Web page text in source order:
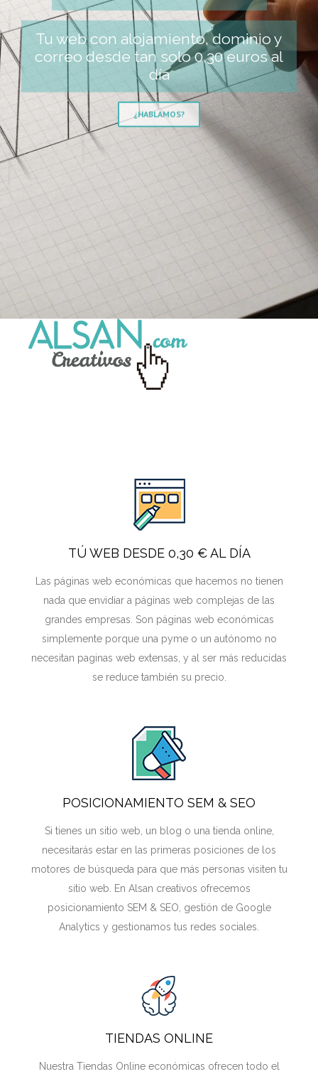
Tu web con alojamiento, dominio y
correo desde tan solo 0,30 euros al
día
¿HABLAMOS?
TÚ WEB DESDE 0,30 € AL DÍA
Las páginas web económicas que hacemos no tienen
nada que envidiar a páginas web complejas de las
grandes empresas. Son páginas web económicas
simplemente porque una pyme o un autónomo no
necesitan paginas web extensas, y al ser más reducidas
se reduce también su precio.
POSICIONAMIENTO SEM & SEO
Si tienes un sitio web, un blog o una tienda online,
necesitarás estar en las primeras posiciones de los
motores de búsqueda para que más personas visiten tu
sitio web. En Alsan creativos ofrecemos
posicionamiento SEM & SEO, gestión de Google
Analytics y gestionamos tus redes sociales.
TIENDAS ONLINE
Nuestra Tiendas Online económicas ofrecen todo el